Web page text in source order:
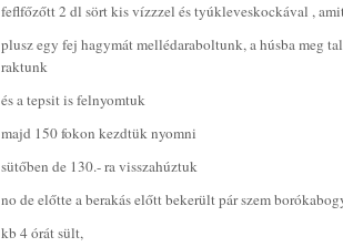
feflfőzőtt 2 dl sört kis vízzzel és tyúkleveskockával ,
plusz egy fej hagymát mellédaraboltunk, a húsba meg
raktunk
és a tepsit is felnyomtuk
majd 150 fokon kezdtük nyomni
sütőben de 130.- ra visszahúztuk
no de előtte a berakás előtt bekerült pár szem
kb 4 órát sült,